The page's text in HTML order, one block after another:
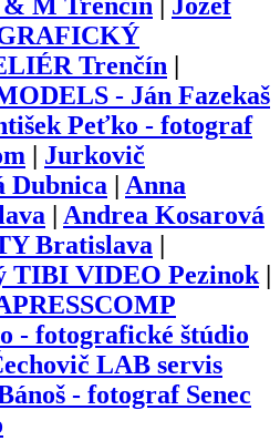
M Trenčín
Jozef
Trenčín
- Ján Fazekaš
Peťko - fotograf
Jurkovič
Dubnica
Anna
Andrea Kosarová
Bratislava
TIBI VIDEO Pezinok|
- fotografické štúdio
LAB servis
- fotograf Senec